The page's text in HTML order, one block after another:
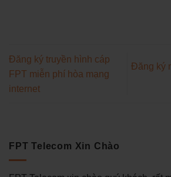
Đăng ký truyền hình cáp
FPT miễn phí hòa mạng
internet
Đăng ký
FPT Telecom Xin Chào